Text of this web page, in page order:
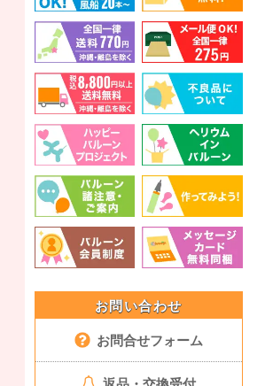
お問い合わせ
お問合せフォーム